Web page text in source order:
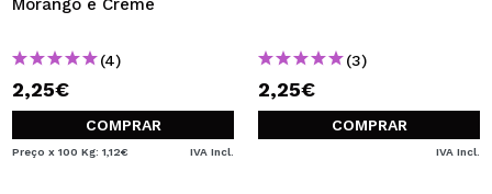
Morango e Creme
(4)
2,25€
COMPRAR
Preço x 100 Kg: 1,12€ IVA Incl.
(3)
2,25€
COMPRAR
IVA Incl.